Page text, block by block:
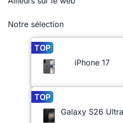
Notre sélection
TOP
iPhone 17
TOP
Galaxy S26 Ultra